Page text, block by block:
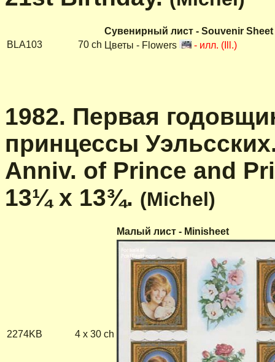
Сувенирный лист - Souvenir Sheet
BLA103
70 ch Цветы - Flowers - илл. (Ill.)
1982. Первая
принцессы
Anniv. of Prince and
13¼ x 13¾. (Michel)
Малый лист - Minisheet
2274KB 4 x 30 ch